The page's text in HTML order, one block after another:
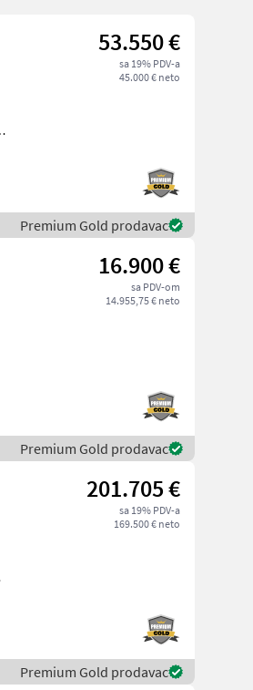
53.550 €
sa 19% PDV-a
45.000 € neto
Premium Gold prodavac
16.900 €
sa PDV-om
14.955,75 € neto
Premium Gold prodavac
201.705 €
sa 19% PDV-a
169.500 € neto
Premium Gold prodavac